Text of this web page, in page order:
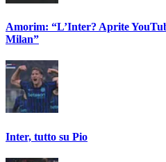
Amorim: “L’Inter? Aprite
Milan”
Inter, tutto su Pio